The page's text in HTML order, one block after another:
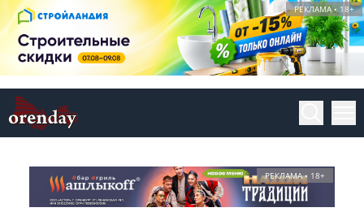
РЕКЛАМА • 18+
РЕКЛАМА • 18+